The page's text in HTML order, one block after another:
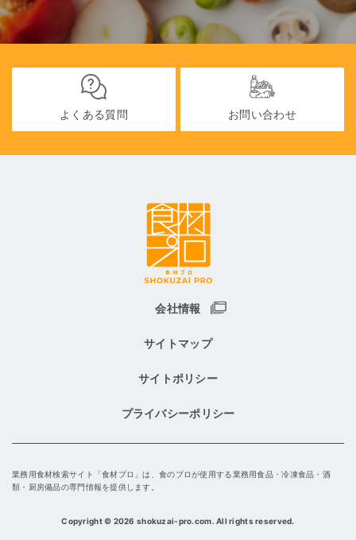
よくある質問 お問い合わせ
会社情報
サイトマップ
サイトポリシー
プライバシーポリシー
業務用食材検索サイト「食材プロ」は、食のプロが使用する業務用食品・冷凍食品・酒
類・厨房備品の専門情報を提供します。
Copyright © 2026 shokuzai-pro.com. All rights reserved.